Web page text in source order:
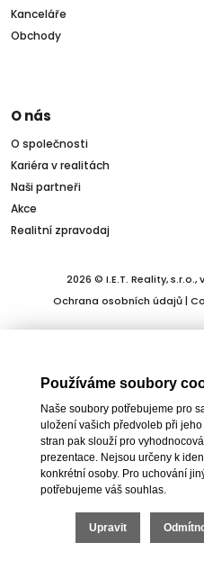
Kanceláře
Obchody
O nás
O společnosti
Kariéra v realitách
Naši partneři
Akce
Realitní zpravodaj
2026 © I.E.T. Reality,
Ochrana osobních údajů|
Používáme soubory
Naše soubory potřebujeme pro
uložení vašich předvoleb při
stran pak slouží pro
prezentace. Nejsou určeny k
konkrétní osoby. Pro uchování
potřebujeme váš souhlas.
Upravit